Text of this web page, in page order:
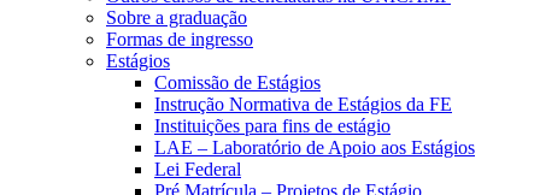
Sobre a graduação
Formas de ingresso
Estágios
Comissão de Estágios
Instrução Normativa de Estágios da FE
Instituições para fins de estágio
LAE – Laboratório de Apoio aos Estágios
Lei Federal
Pré Matrícula – Projetos de Estágio